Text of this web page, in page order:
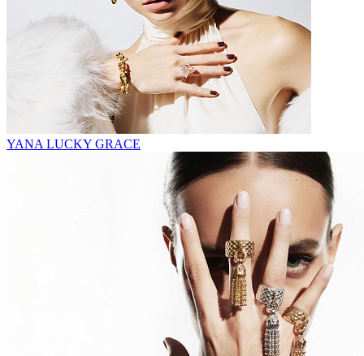
YANA LUCKY GRACE